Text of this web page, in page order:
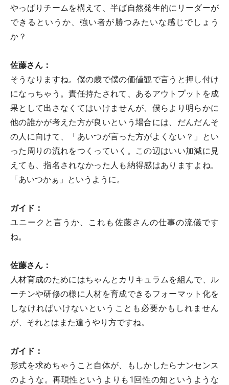
やっぱりチームを構えて、半ば自然発生的にリーダーが
できるというか、強い者が勝つみたいな感じでしょう
か？
佐藤さん：
そうなりますね。僕の歳で僕の価値観で言うと押し付け
になっちゃう。責任持たされて、あるアウトプットを成
果として出さなくてはいけませんが、僕らより明らかに
他の誰かが考えた方が良いという場合には、だんだんそ
の人に向けて、「あいつが言った方がよくない？」とい
った周りの流れをつくっていく。この辺はいい加減に見
えても、指名されなかった人も納得感はありますよね。
「あいつかぁ」というように。
ガイド：
ユニークと言うか、これも佐藤さんの仕事の流儀です
ね。
佐藤さん：
人材育成のためにはちゃんとカリキュラムを組んで、ル
ーチンや研修の様に人材を育成できるフォーマット化を
しなければいけないということも必要かもしれません
が、それとはまた違うやり方ですね。
ガイド：
形式を求めちゃうこと自体が、もしかしたらナンセンス
のような。再現性というよりも1回性の知というような